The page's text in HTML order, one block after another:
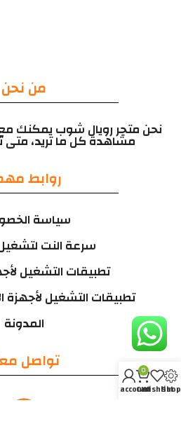
من نحن
مشاهدة كل ما تريد، متى
روابط
سياسة
سرعة النت
تطبيقات التشغيل
تطبيقات التشغيل لأجهزة
المدونة
تواصل
Shop
Wishlist
0
Cart
My account